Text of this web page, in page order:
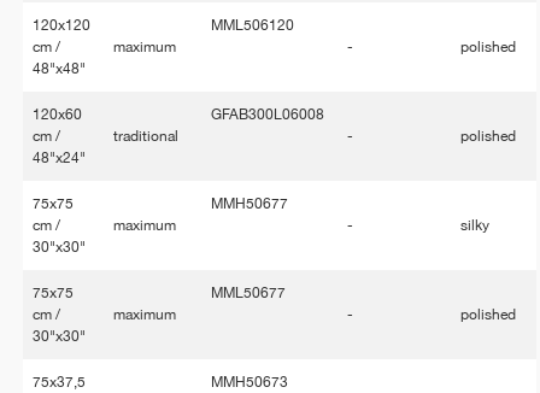
120x120
cm /
48"x48"
maximum
MML506120
-
polished
120x60
cm /
48"x24"
traditional
GFAB300L06008
-
polished
75x75
cm /
30"x30"
maximum
MMH50677
-
silky
75x75
cm /
30"x30"
maximum
MML50677
-
polished
75x37,5
MMH50673